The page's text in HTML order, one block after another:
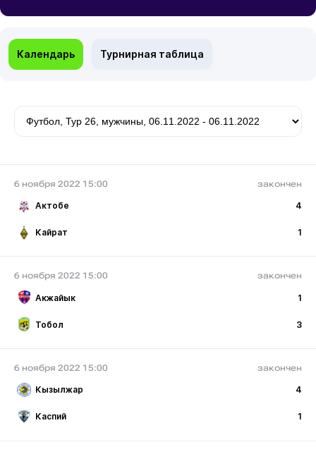
Календарь Турнирная таблица
6 ноября 2022 15:00 закончен
Актобе 4
Кайрат 1
6 ноября 2022 15:00 закончен
Акжайык 1
Тобол 3
6 ноября 2022 15:00 закончен
Кызылжар 4
Каспий 1